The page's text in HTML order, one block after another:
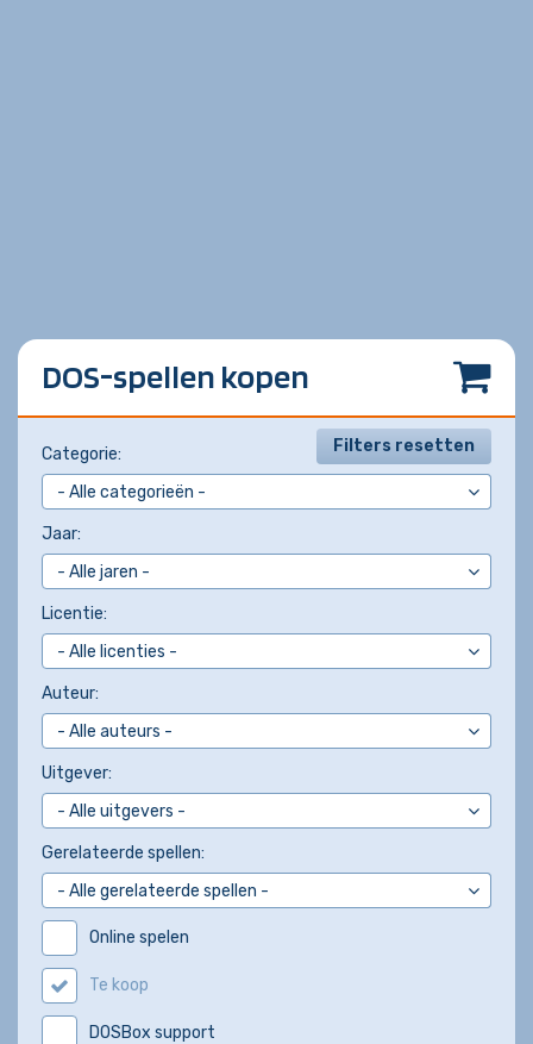
DOS-spellen kopen
Filters resetten
Categorie:
Jaar:
Licentie:
Auteur:
Uitgever:
Gerelateerde spellen:
Online spelen
Te koop
DOSBox support